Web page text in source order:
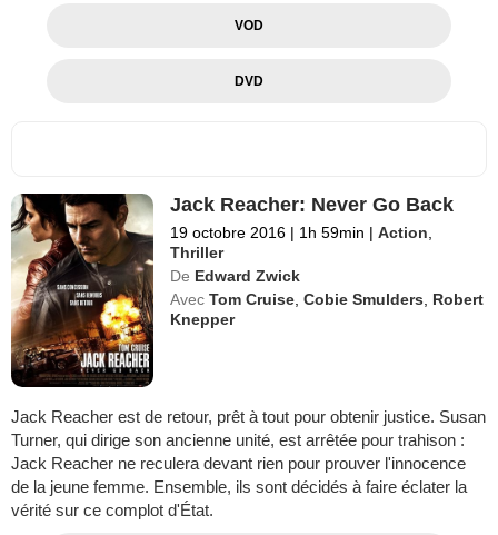
VOD
DVD
Jack Reacher: Never Go Back
19 octobre 2016 | 1h 59min | Action
Thriller
De Edward Zwick
Avec Tom Cruise ,Cobie Smulders
Robert
Knepper
Jack Reacher est de retour, prêt à tout pour obtenir justice. Susan
Turner, qui dirige son ancienne unité, est arrêtée pour trahison :
Jack Reacher ne reculera devant rien pour prouver l'innocence
de la jeune femme. Ensemble, ils sont décidés à faire éclater la
vérité sur ce complot d'État.